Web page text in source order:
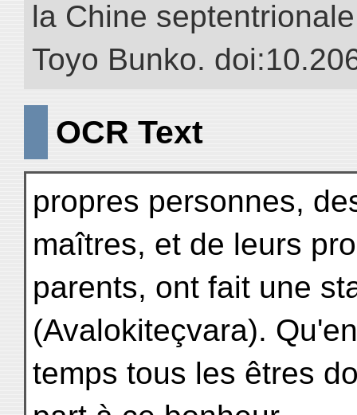
la Chine
Toyo Bunko.
OCR Text
propres personnes,
maîtres, et de leurs
parents, ont fait une
(Avalokiteçvara).
temps tous les êtres